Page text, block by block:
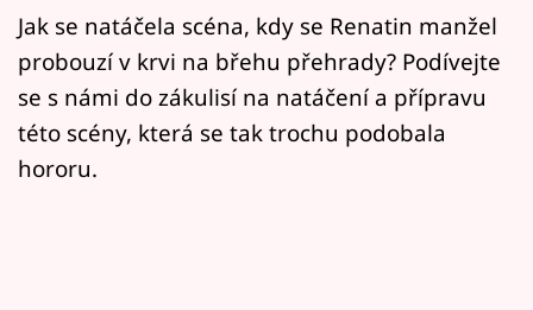
Přihlášení
Sledujte nás
Jak se natáčela scéna, kdy se Renatin manžel
probouzí v krvi na břehu přehrady? Podívejte
se s námi do zákulisí na natáčení a přípravu
této scény, která se tak trochu podobala
hororu.